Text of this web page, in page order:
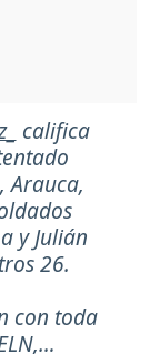
califica
Arauca,
y Julián
26.
con toda